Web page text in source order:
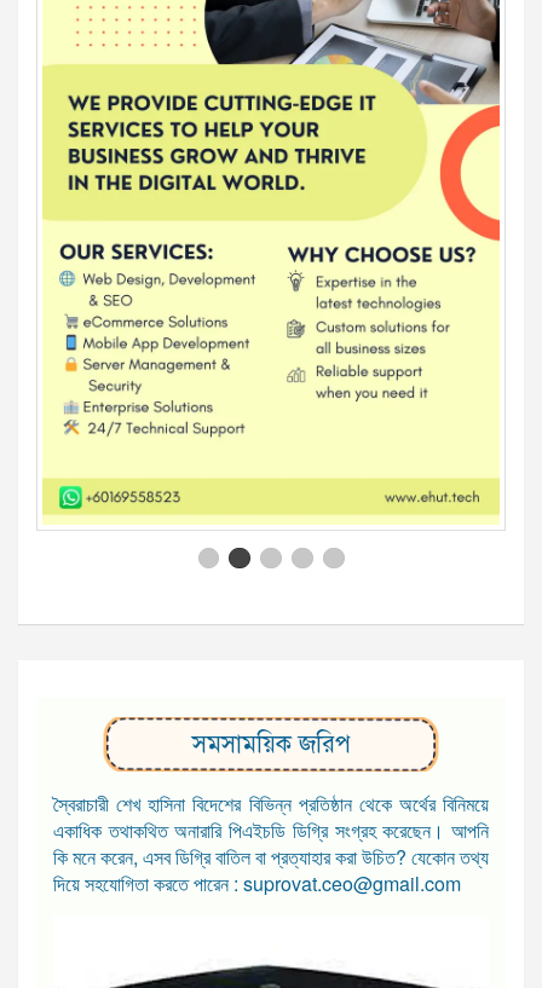
সমসাময়িক জরিপ
স্বৈরাচারী শেখ হাসিনা বিদেশের বিভিন্ন প্রতিষ্ঠান থেকে অর্থের বিনিময়ে
একাধিক তথাকথিত অনারারি পিএইচডি ডিগ্রি সংগ্রহ করেছেন। আপনি
কি মনে করেন, এসব ডিগ্রি বাতিল বা প্রত্যাহার করা উচিত? যেকোন তথ্য
দিয়ে সহযোগিতা করতে পারেন : suprovat.ceo@gmail.com